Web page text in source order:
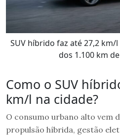
SUV híbrido faz até 27,2 km/
dos 1.100 km
Como o SUV
km/l na cidade?
O consumo urbano alto vem
propulsão híbrida, gestão